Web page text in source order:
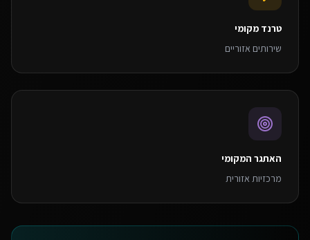
טרנד מקומי
שירותים אזוריים
האתגר המקומי
מרכזיות אזורית